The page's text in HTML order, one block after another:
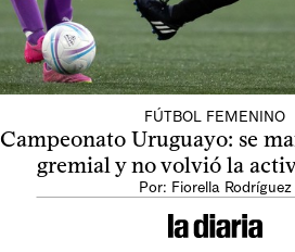
FÚTBOL FEMENINO
Campeonato Uruguayo: se
gremial y no volvió la
Por: Fiorella Rodríguez